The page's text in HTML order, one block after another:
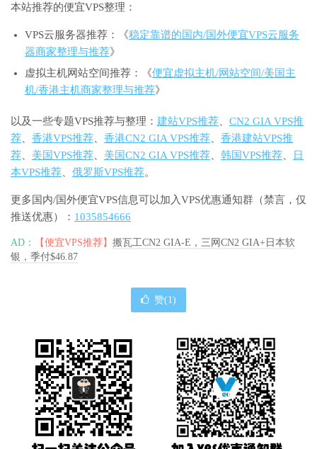
本站推荐的便宜VPS整理：
VPS云服务器推荐：《稳定靠谱的国内/国外便宜VPS云服务
器商家整理与推荐》
虚拟主机网站空间推荐：《便宜虚拟主机/网站空间/美国主
机/香港主机商家整理与推荐》
以及一些专题VPS推荐与整理： 建站VPS推荐
CN2 GIA VPS推
荐
香港VPS推荐 香港CN2 GIA VPS推荐
香港建站VPS推
荐
美国VPS推荐 美国CN2 GIA VPS推荐 韩国VPS推荐
日
本VPS推荐
俄罗斯VPS推荐。
更多国内/国外便宜VPS信息可以加入VPS优惠通知群（禁言，仅
推送优惠）： 1035854666
AD： 【便宜VPS推荐】 搬瓦工CN2 GIA-E，三网CN2 GIA+日本软
银，季付$46.87
赞(1 )